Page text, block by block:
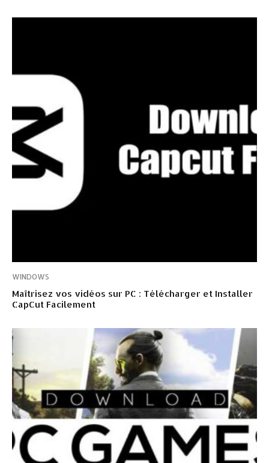
WINDOWS
Maîtrisez vos vidéos sur PC : Télécharger et Installer
CapCut Facilement